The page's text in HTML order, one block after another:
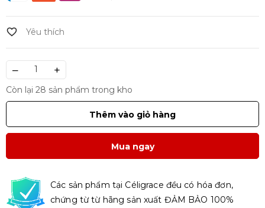
– +
Còn lại 28 sản phẩm trong kho
Thêm vào giỏ hàng
Mua ngay
Các sản phẩm tại Céligrace đều có hóa đơn,
chứng từ từ hãng sản xuất ĐẢM BẢO 100%